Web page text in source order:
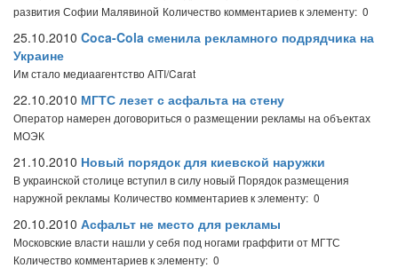
развития Софии Малявиной Количество комментариев к элементу: 0
25.10.2010 Coca-Cola сменила рекламного подрядчика на
Украине
Им стало медиаагентство AITI/Carat
22.10.2010 МГТС лезет с асфальта на стену
Оператор намерен договориться о размещении рекламы на объектах
МОЭК
21.10.2010 Новый порядок для киевской наружки
В украинской столице вступил в силу новый Порядок размещения
наружной рекламы Количество комментариев к элементу: 0
20.10.2010 Асфальт не место для рекламы
Московские власти нашли у себя под ногами граффити от МГТС
Количество комментариев к элементу: 0